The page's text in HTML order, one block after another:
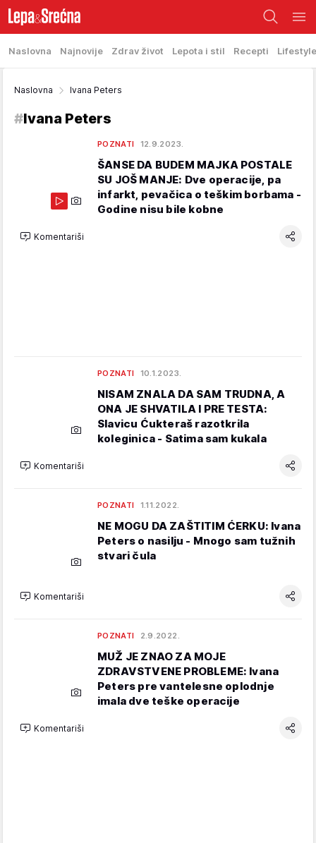
Naslovna Najnovije Zdrav život Lepota i stil Recepti Lifestyle
Naslovna Ivana Peters
#Ivana Peters
POZNATI 12.9.2023.
ŠANSE DA BUDEM MAJKA POSTALE
SU JOŠ MANJE: Dve operacije, pa
infarkt, pevačica o teškim borbama -
Godine nisu bile kobne
Komentariši
POZNATI 10.1.2023.
NISAM ZNALA DA SAM TRUDNA, A
ONA JE SHVATILA I PRE TESTA:
Slavicu Ćukteraš razotkrila
koleginica - Satima sam kukala
Komentariši
POZNATI 1.11.2022.
NE MOGU DA ZAŠTITIM ĆERKU: Ivana
Peters o nasilju - Mnogo sam tužnih
stvari čula
Komentariši
POZNATI 2.9.2022.
MUŽ JE ZNAO ZA MOJE
ZDRAVSTVENE PROBLEME: Ivana
Peters pre vantelesne oplodnje
imala dve teške operacije
Komentariši